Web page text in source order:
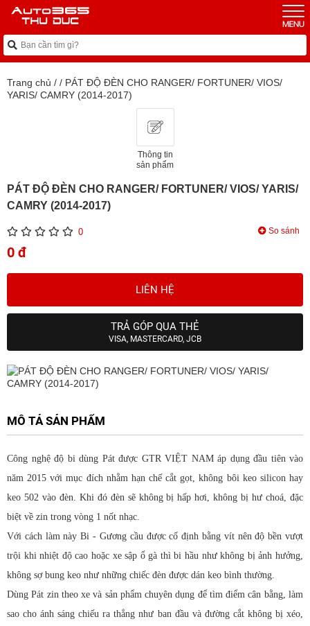
Trang chủ / / PÁT ĐỘ ĐÈN CHO RANGER/ FORTUNER/ VIOS/
YARIS/ CAMRY (2014-2017)
Thông tin
sản phẩm
PÁT ĐỘ ĐÈN CHO RANGER/ FORTUNER/ VIOS/ YARIS/
CAMRY (2014-2017)
0 So sánh
0 đ
LIÊN HỆ
TRẢ GÓP QUA THẺ
VISA, MASTERCARD, JCB
MÔ TẢ SẢN PHẨM
Công nghệ độ bi dùng Pát được GTR VIỆT NAM áp dụng đầu tiên vào
năm 2015 với mục đích nhằm hạn chế cắt gọt, không bôi keo silicon hay
keo 502 vào đèn. Khi đó đèn sẽ không bị hấp hơi, không bị hư choá, đặc
biệt về zin trong vòng 1 nốt nhạc.
Với cách làm này Bi - Gương cầu được cố định bằng vít nên độ bền vượt
trội khi nhiệt độ cao hoặc xe sập ổ gà thì bi hầu như không bị ảnh hưởng,
không sợ bung keo như những chiếc đèn được dán keo bình thường.
Dùng Pát zin theo xe và sản phẩm chuyên dụng để tìm điểm cân bằng, làm
sao cho ánh sáng chiếu ra thẳng như ban đầu và đường cắt không bị xéo,